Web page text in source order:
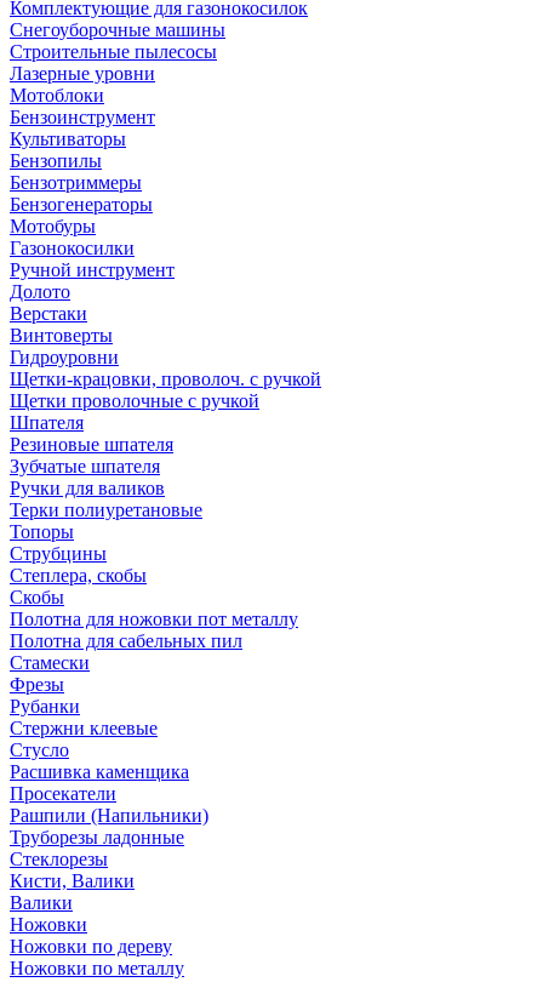
Комплектующие для газонокосилок
Снегоуборочные машины
Строительные пылесосы
Лазерные уровни
Мотоблоки
Бензоинструмент
Культиваторы
Бензопилы
Бензотриммеры
Бензогенераторы
Мотобуры
Газонокосилки
Ручной инструмент
Долото
Верстаки
Винтоверты
Гидроуровни
Щетки-крацовки, проволоч. с ручкой
Щетки проволочные с ручкой
Шпателя
Резиновые шпателя
Зубчатые шпателя
Ручки для валиков
Терки полиуретановые
Топоры
Струбцины
Степлера, скобы
Скобы
Полотна для ножовки пот металлу
Полотна для сабельных пил
Стамески
Фрезы
Рубанки
Стержни клеевые
Стусло
Расшивка каменщика
Просекатели
Рашпили (Напильники)
Труборезы ладонные
Стеклорезы
Кисти, Валики
Валики
Ножовки
Ножовки по дереву
Ножовки по металлу